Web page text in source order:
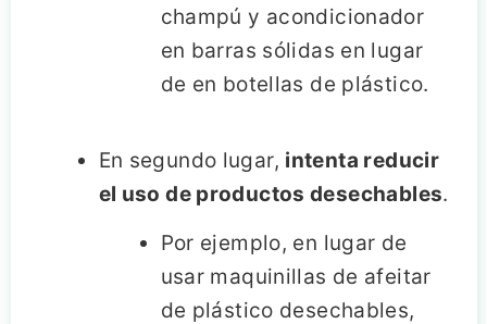
champú y acondicionador
en barras sólidas en lugar
de en botellas de plástico.
En segundo lugar, intenta reducir
el uso de productos desechables.
Por ejemplo, en lugar de
usar maquinillas de afeitar
de plástico desechables,